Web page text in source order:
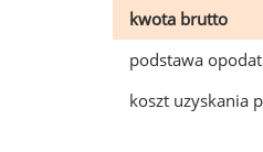
kwota brutto
podstawa
koszt uzyskania